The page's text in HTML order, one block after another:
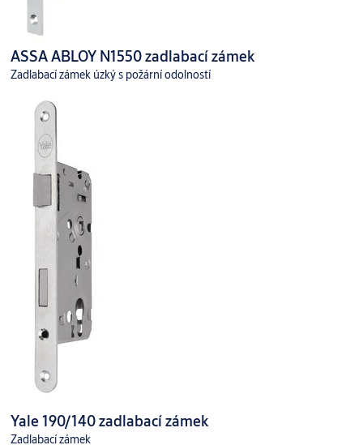
ASSA ABLOY N1550 zadlabací zámek
Zadlabací zámek úzký s požární odolností
Yale 190/140 zadlabací zámek
Zadlabací zámek